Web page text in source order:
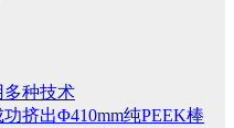
多种技术
挤出Φ410mm纯PEEK棒